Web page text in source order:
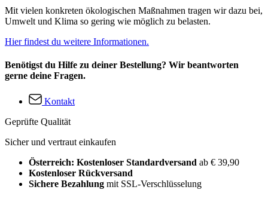
Mit vielen konkreten ökologischen Maßnahmen tragen wir dazu bei,
Umwelt und Klima so gering wie möglich zu belasten.
Hier findest du weitere Informationen.
Benötigst du Hilfe zu deiner Bestellung? Wir beantworten
gerne deine Fragen.
Kontakt
Geprüfte Qualität
Sicher und vertraut einkaufen
Österreich: Kostenloser Standardversand ab € 39,90
Kostenloser Rückversand
Sichere Bezahlung mit SSL-Verschlüsselung